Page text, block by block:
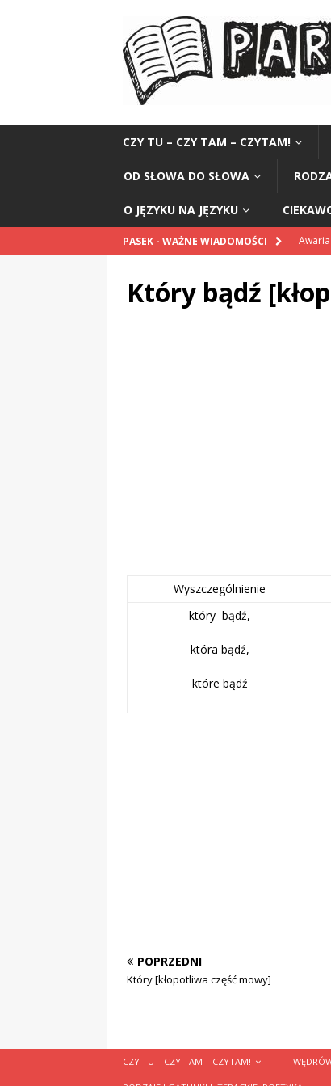
CZY TU – CZY TAM – CZYTAM!
OD SŁOWA DO SŁOWA
O JĘZYKU NA JĘZYKU
PASEK - WAŻNE WIADOMOŚCI
Który bądź
Wyszczególnienie
który bądź,
która bądź,
które bądź
POPRZEDNI
Który [kłopotliwa część mowy]
CZY TU – CZY TAM – CZYTAM!